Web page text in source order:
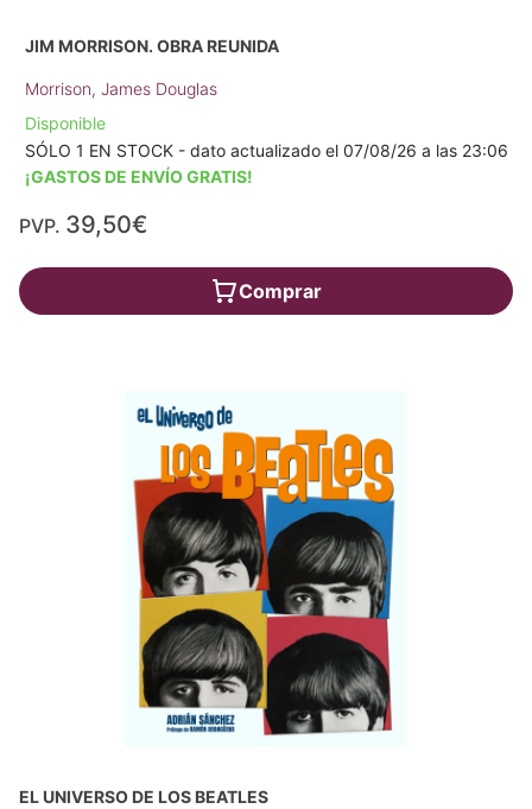
JIM MORRISON. OBRA REUNIDA
Morrison, James Douglas
Disponible
SÓLO 1 EN STOCK - dato actualizado el 07/08/26 a las 23:06
¡GASTOS DE ENVÍO GRATIS!
PVP. 39,50€
Comprar
EL UNIVERSO DE LOS BEATLES